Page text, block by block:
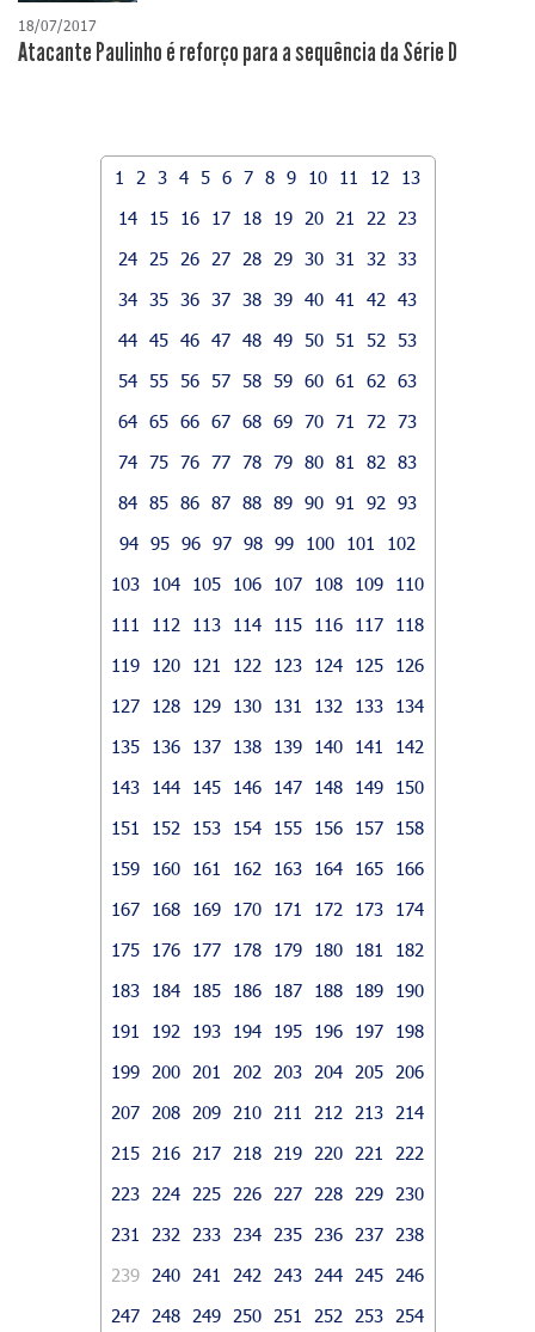
18/07/2017
Atacante Paulinho é reforço para a sequência da Série D
1 2 3 4 5 6 7 8 9 10 11 12
13
14
15 16 17 18 19 20 21 22
23
24
25 26 27 28 29 30 31 32
33
34 35 36 37 38 39 40 41 42
43
44 45 46 47 48 49 50 51 52
53
54 55 56 57 58 59 60 61 62
63
64 65 66 67 68 69 70 71 72
73
74 75 76 77 78 79 80 81 82
83
84 85 86 87 88 89 90 91 92
93
94 95 96 97 98 99 100 101
102
103
104 105 106 107 108 109
110
111
112 113 114 115 116 117
118
119
120 121 122 123 124 125
126
127
128 129 130 131 132 133
134
135
136 137 138 139 140 141
142
143
144 145 146 147 148 149
150
151
152 153 154 155 156 157
158
159
160 161 162 163 164 165
166
167
168 169 170 171 172 173
174
175
176 177 178 179 180 181
182
183
184 185 186 187 188 189
190
191
192 193 194 195 196 197
198
199
200 201 202 203 204 205
206
207
208 209 210 211 212 213
214
215
216 217 218 219 220 221
222
223
224 225 226 227 228 229
230
231
232 233 234 235 236 237
238
239
240 241 242 243 244 245
246
247
248 249 250 251 252 253
254